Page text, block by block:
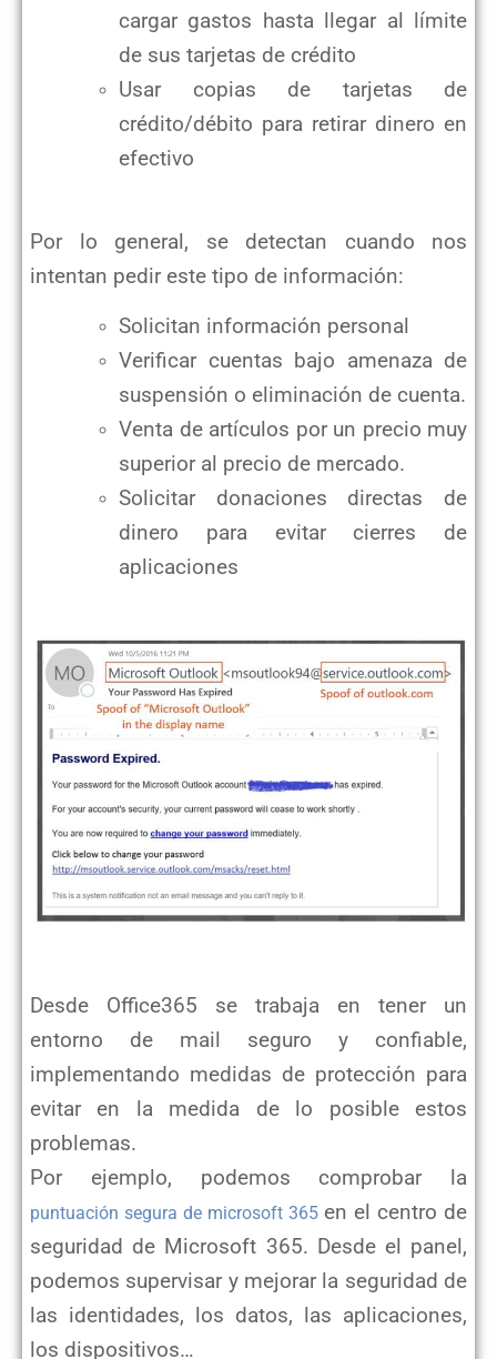
cargar gastos hasta llegar al límite
de sus tarjetas de crédito
Usar copias de tarjetas de
crédito/débito para retirar dinero en
efectivo
Por lo general, se detectan cuando nos
intentan pedir este tipo de información:
Solicitan información personal
Verificar cuentas bajo amenaza de
suspensión o eliminación de cuenta.
Venta de artículos por un precio muy
superior al precio de mercado.
Solicitar donaciones directas de
dinero para evitar cierres de
aplicaciones
Desde Office365 se trabaja en tener un
entorno de mail seguro y confiable,
implementando medidas de protección para
evitar en la medida de lo posible estos
problemas.
Por ejemplo, podemos comprobar la
puntuación segura de microsoft 365en el centro de
seguridad de Microsoft 365. Desde el panel,
podemos supervisar y mejorar la seguridad de
las identidades, los datos, las aplicaciones,
los dispositivos…